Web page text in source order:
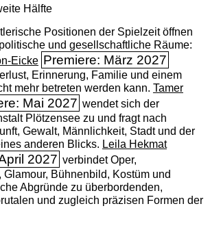
Hälfte
Positionen der Spielzeit öffnen
und gesellschaftliche Räume:
Eicke Premiere: März 2027
Erinnerung, Familie und einem
mehr betreten werden kann. Tamer
Mai 2027 wendet sich der
Plötzensee zu und fragt nach
Gewalt, Männlichkeit, Stadt und der
anderen Blicks. Leila Hekmat
2027 verbindet Oper,
Glamour, Bühnenbild, Kostüm und
Abgründe zu überbordenden,
und zugleich präzisen Formen der